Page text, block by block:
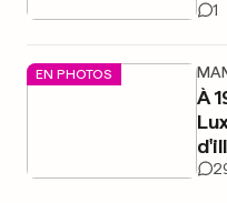
1
EN PHOTOS
À